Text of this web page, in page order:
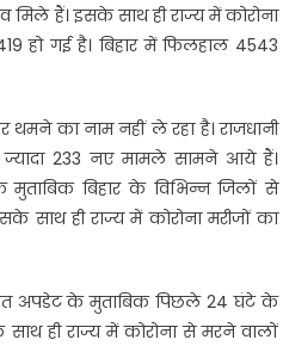
मिले हैं। इसके साथ ही राज्य में कोरोना
हो गई है। बिहार में फिलहाल 4543
थमने का नाम नहीं ले रहा है। राजधानी
233 नए मामले सामने आये हैं।
मुताबिक बिहार के विभिन्न जिलों से
ही राज्य में कोरोना मरीजों का
अपडेट के मुताबिक पिछले 24 घंटे के
ही राज्य में कोरोना से मरने वालों